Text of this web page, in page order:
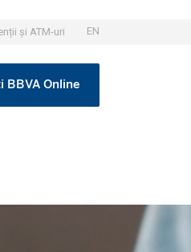
și ATM-uri EN
BBVA Online